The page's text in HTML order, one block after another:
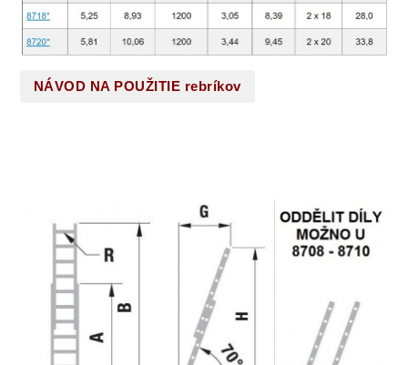
NÁVOD NA POUŽITIE rebríkov